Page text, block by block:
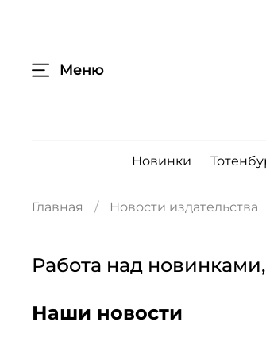
Меню
Новинки
Главная Новости издательства
Работа над
Наши новости